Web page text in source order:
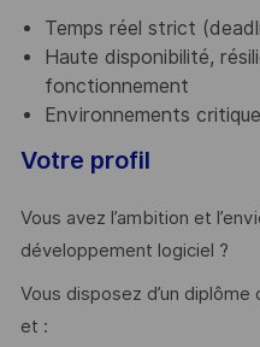
Temps réel strict
Haute disponibilité,
fonctionnement
Environnements
Votre profil
Vous avez l’ambition et
développement logiciel ?
Vous disposez d’un diplôme
et :